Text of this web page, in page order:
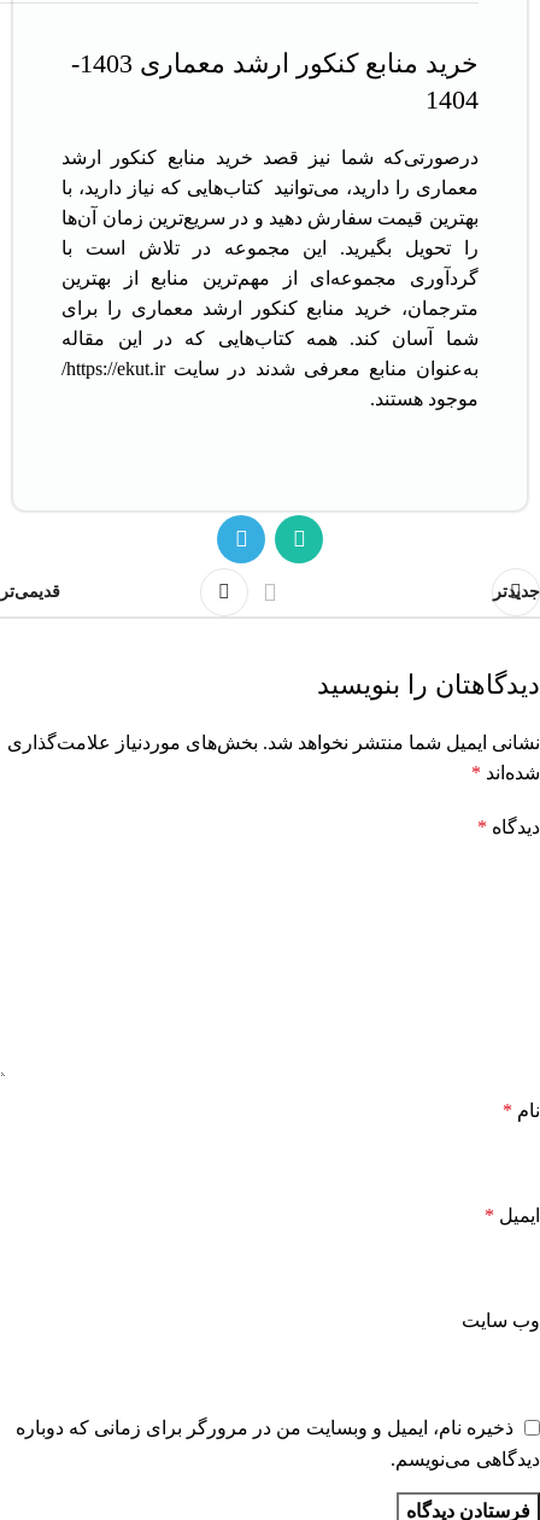
خرید منابع کنکور ارشد معماری 1403-
1404
درصورتی‌که شما نیز قصد خرید منابع کنکور ارشد
معماری را دارید، می‌توانید کتاب‌هایی که نیاز دارید، با
بهترین قیمت سفارش دهید و در سریع‌ترین زمان آن‌ها
را تحویل بگیرید. این مجموعه در تلاش است با
گردآوری مجموعه‌ای از مهم‌ترین منابع از بهترین
مترجمان، خرید منابع کنکور ارشد معماری را برای
شما آسان کند. همه کتاب‌هایی که در این مقاله
به‌عنوان منابع معرفی شدند در سایتhttps://ekut.ir/
موجود هستند.
جدیدتر قدیمی‌تر
دیدگاهتان را بنویسید
نشانی ایمیل شما منتشر نخواهد شد. بخش‌های موردنیاز علامت‌گذاری
شده‌اند *
دیدگاه *
نام *
ایمیل *
وب‌ سایت
ذخیره نام، ایمیل و وبسایت من در مرورگر برای زمانی که دوباره
دیدگاهی می‌نویسم.